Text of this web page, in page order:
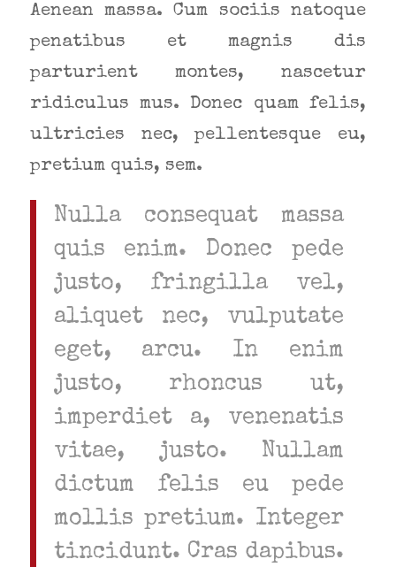
Aenean massa. Cum sociis natoque
penatibus et magnis dis
parturient montes, nascetur
ridiculus mus. Donec quam felis,
ultricies nec, pellentesque eu,
pretium quis, sem.
Nulla consequat massa
quis enim. Donec pede
justo, fringilla vel,
aliquet nec, vulputate
eget, arcu. In enim
justo, rhoncus ut,
imperdiet a, venenatis
vitae, justo. Nullam
dictum felis eu pede
mollis pretium. Integer
tincidunt. Cras dapibus.